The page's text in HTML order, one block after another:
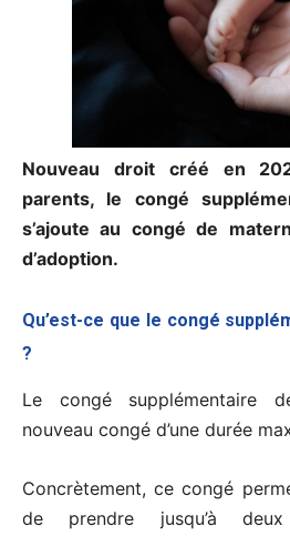
Nouveau droit créé en
parents, le congé
s’ajoute au congé de
d’adoption.
Qu’est-ce que le congé
?
Le congé supplémentaire
nouveau congé d’une durée
Concrètement, ce congé
de prendre jusqu’à